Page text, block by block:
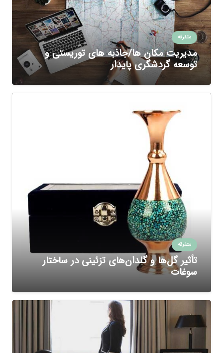
متفرقه
مدیریت مکان ها/جاذبه های توریستی و
توسعه گردشگری پایدار
متفرقه
تأثیر گل‌ها و گلدان‌های تزئینی در ساختار
سوغات